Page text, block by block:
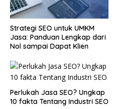
Strategi SEO untuk UMKM
Jasa: Panduan Lengkap dari
Nol sampai Dapat Klien
Perlukah Jasa SEO? Ungkap
10 fakta Tentang Industri SEO